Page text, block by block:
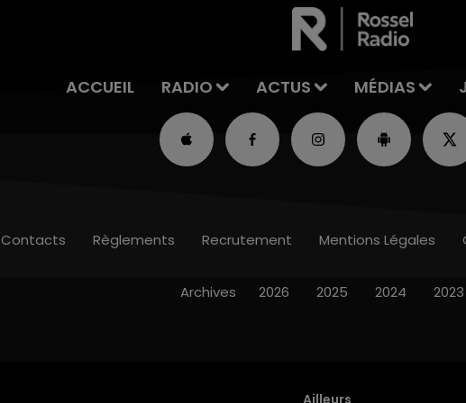
ACCUEIL RADIO ACTUS MÉDIAS
Ailleurs
Contacts Règlements Recrutement Mentions Légales
Archives 2026 2025 2024 2023